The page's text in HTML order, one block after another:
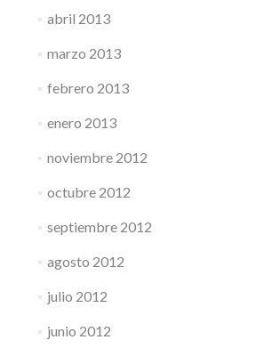
abril 2013
marzo 2013
febrero 2013
enero 2013
noviembre 2012
octubre 2012
septiembre 2012
agosto 2012
julio 2012
junio 2012